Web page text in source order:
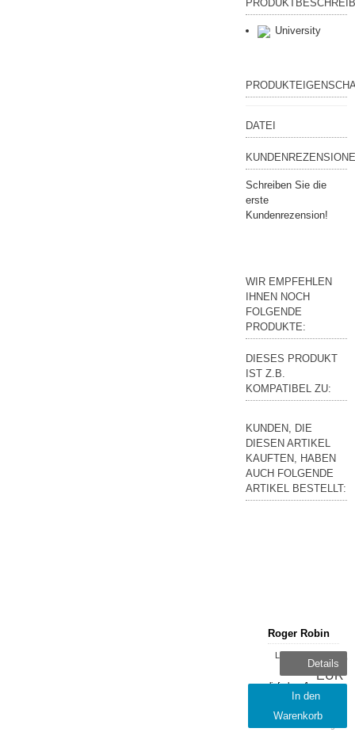
University
DATEI
Schreiben Sie die
erste
Kundenrezension!
WIR EMPFEHLEN
IHNEN NOCH
FOLGENDE
PRODUKTE:
DIESES PRODUKT
IST Z.B.
KOMPATIBEL ZU:
KUNDEN, DIE
DIESEN ARTIKEL
KAUFTEN, HABEN
AUCH FOLGENDE
ARTIKEL BESTELLT:
Roger Robin
Lieferzeit:
sofort
lieferbar, 1-
2 Tage
15,79
EUR
MwSt.
Details
In den
Warenkorb